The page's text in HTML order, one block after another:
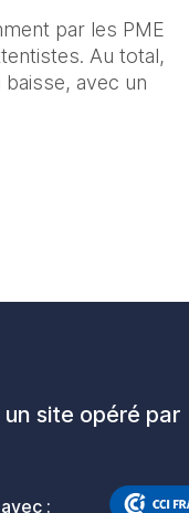
par les PME
Au total,
avec un
un site opéré par
avec :